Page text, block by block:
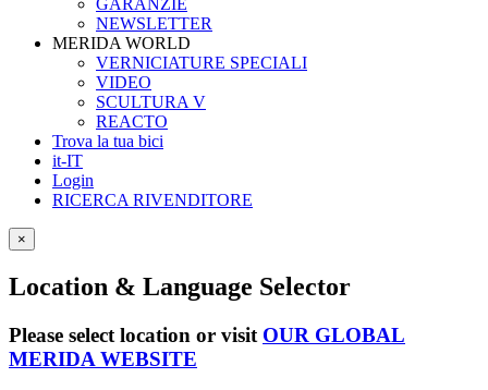
GARANZIE
NEWSLETTER
MERIDA WORLD
VERNICIATURE SPECIALI
VIDEO
SCULTURA V
REACTO
Trova la tua bici
it-IT
Login
RICERCA RIVENDITORE
×
Location & Language Selector
Please select location or visit OUR GLOBAL
MERIDA WEBSITE